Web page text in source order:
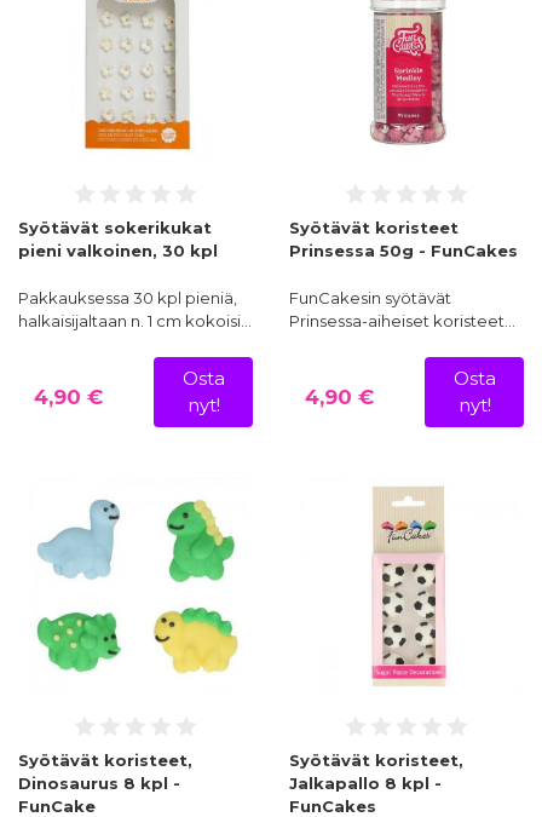
Syötävät sokerikukat
pieni valkoinen, 30 kpl
Pakkauksessa 30 kpl pieniä,
halkaisijaltaan n. 1 cm kokoisi…
4,90 €
Osta
nyt!
Syötävät koristeet
Prinsessa 50g - FunCakes
FunCakesin syötävät
Prinsessa-aiheiset koristeet…
4,90 €
Osta
nyt!
Syötävät koristeet,
Dinosaurus 8 kpl -
FunCake
Syötävät koristeet,
Jalkapallo 8 kpl -
FunCakes